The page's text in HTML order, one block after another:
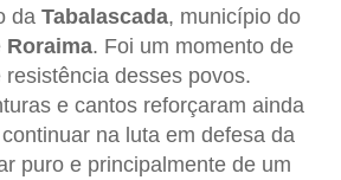
da Tabalascada, município do
Roraima. Foi um momento de
desses povos.
e cantos reforçaram ainda
na luta em defesa da
puro e principalmente de um